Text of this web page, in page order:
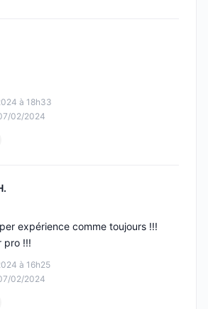
à 18h33
02/2024
à 16h25
02/2024
expérience comme toujours !!!
pro !!!